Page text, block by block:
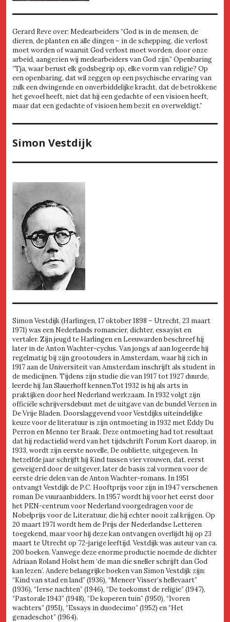
Gerard Reve over: Medearbeiders ”God is in de mensen, de
dieren, de planten en alle dingen – in de schepping, die verlost
moet worden of waaruit God verlost moet worden, door onze
arbeid, aangezien wij medearbeiders van God zijn.” Openbaring
”Tja, waar berust elk godsbegrip op, elke vorm van religie? Op
een openbaring, dat wil zeggen op een psychische ervaring van
zulk een dwingende en onverbiddelijke kracht, dat de betrokkene
het gevoel heeft, niet dat hij een gedachte of een visioen heeft,
maar dat een gedachte of visioen hem bezit en overweldigt.”
Simon Vestdijk
Simon Vestdijk (Harlingen, 17 oktober 1898 – Utrecht, 23 maart
1971) was een Nederlands romancier, dichter, essayist en
vertaler. Zijn jeugd te Harlingen en Leeuwarden beschreef hij
later in de Anton Wachter-cyclus. Van jongs af aan logeerde hij
regelmatig bij zijn grootouders in Amsterdam, waar hij zich in
1917 aan de Universiteit van Amsterdam inschrijft als student in
de medicijnen. Tijdens zijn studie die van 1917 tot 1927 duurde,
leerde hij Jan Slauerhoff kennen.Tot 1932 is hij als arts in
praktijken door heel Nederland werkzaam. In 1932 volgt zijn
officiële schrijversdebuut met de uitgave van de bundel Verzen in
De Vrije Bladen. Doorslaggevend voor Vestdijks uiteindelijke
keuze voor de literatuur is zijn ontmoeting in 1932 met Eddy Du
Perron en Menno ter Braak. Deze ontmoeting had tot resultaat
dat hij redactielid werd van het tijdschrift Forum Kort daarop, in
1933, wordt zijn eerste novelle, De oubliette, uitgegeven. In
hetzelfde jaar schrijft hij Kind tussen vier vrouwen, dat, eerst
geweigerd door de uitgever, later de basis zal vormen voor de
eerste drie delen van de Anton Wachter-romans. In 1951
ontvangt Vestdijk de P.C. Hooftprijs voor zijn in 1947 verschenen
roman De vuuraanbidders. In 1957 wordt hij voor het eerst door
het PEN-centrum voor Nederland voorgedragen voor de
Nobelprijs voor de Literatuur, die hij echter nooit zal krijgen. Op
20 maart 1971 wordt hem de Prijs der Nederlandse Letteren
toegekend, maar voor hij deze kan ontvangen overlijdt hij op 23
maart te Utrecht op 72-jarige leeftijd. Vestdijk was auteur van ca.
200 boeken. Vanwege deze enorme productie noemde de dichter
Adriaan Roland Holst hem ‘de man die sneller schrijft dan God
kan lezen’. Andere belangrijke boeken van Simon Vestdijk zijn:
“Kind van stad en land” (1936), “Meneer Visser’s hellevaart”
(1936), “Ierse nachten” (1946), “De toekomst de religie” (1947),
“Pastorale 1943” (1948), “De koperen tuin” (1950), “Ivoren
wachters” (1951), “Essays in duodecimo” (1952) en “Het
genadeschot” (1964).